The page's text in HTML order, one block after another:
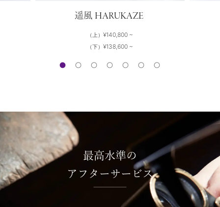
遥風 HARUKAZE
（上）¥140,800 ~
（下）¥138,600 ~
最高水準の
アフターサービス